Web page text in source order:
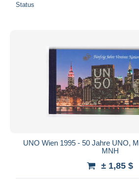
Status
UNO Wien 1995 - 50 Jahre UNO,
MNH
± 1,85 $